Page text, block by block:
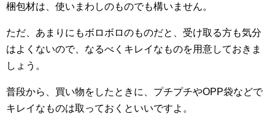
梱包材は、使いまわしのものでも構いません。
ただ、あまりにもボロボロのものだと、受け取る方も気分
はよくないので、なるべくキレイなものを用意しておきま
しょう。
普段から、買い物をしたときに、プチプチやOPP袋などで
キレイなものは取っておくといいですよ。